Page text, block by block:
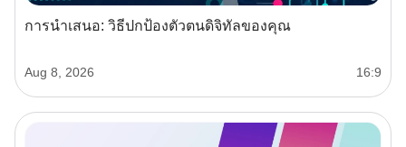
การนำเสนอ: วิธีปกป้องตัวตนดิจิทัลของคุณ
Aug 8, 2026 16:9